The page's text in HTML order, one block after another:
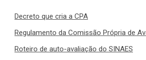
Decreto que cria a CPA
Regulamento da Comissão Própria de
Roteiro de auto-avaliação do SINAES